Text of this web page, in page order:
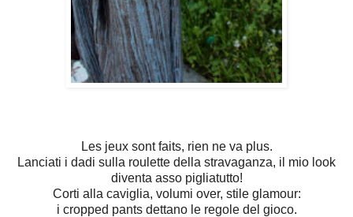
Les jeux sont faits, rien ne va plus.
Lanciati i dadi sulla roulette della stravaganza, il mio look
diventa asso pigliatutto!
Corti alla caviglia, volumi over, stile glamour:
i cropped pants dettano le regole del gioco.